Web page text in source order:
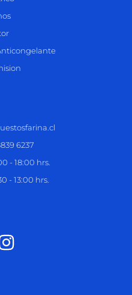
6237
- 18:00 hrs.
- 13:00 hrs.